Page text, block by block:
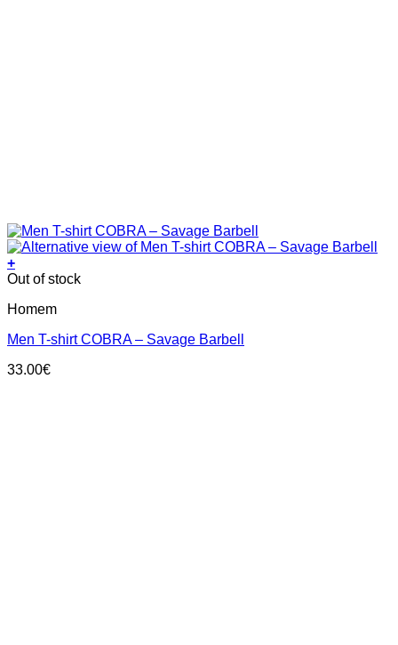
+
This
has
variants.
options
Out of stock
Homem
Men T-shirt COBRA – Savage Barbell
33.00€